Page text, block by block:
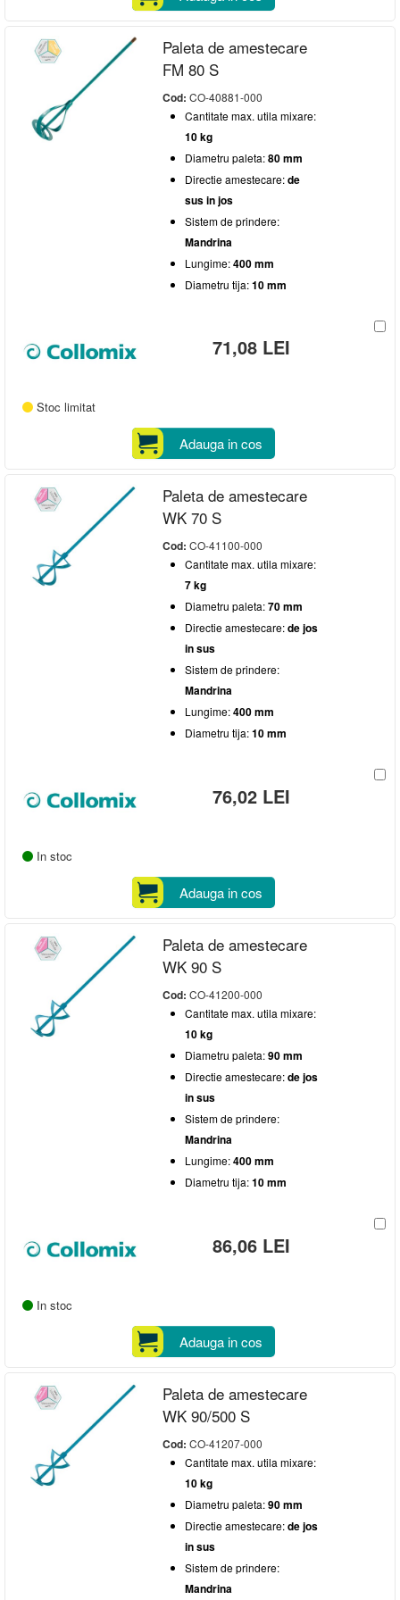
Paleta de amestecare
FM 80 S
Cod:CO-40881-000
Cantitate max. utila mixare:
10 kg
Diametru paleta:80 mm
Directie amestecare:de
sus in jos
Sistem de prindere:
Mandrina
Lungime:400 mm
Diametru tija:10 mm
71,08 LEI
Stoc limitat
Adauga in cos
Paleta de amestecare
WK 70 S
Cod:CO-41100-000
Cantitate max. utila mixare:
7 kg
Diametru paleta:70 mm
Directie amestecare:de jos
in sus
Sistem de prindere:
Mandrina
Lungime:400 mm
Diametru tija:10 mm
76,02 LEI
In stoc
Adauga in cos
Paleta de amestecare
WK 90 S
Cod:CO-41200-000
Cantitate max. utila mixare:
10 kg
Diametru paleta:90 mm
Directie amestecare:de jos
in sus
Sistem de prindere:
Mandrina
Lungime:400 mm
Diametru tija:10 mm
86,06 LEI
In stoc
Adauga in cos
Paleta de amestecare
WK 90/500 S
Cod:CO-41207-000
Cantitate max. utila mixare:
10 kg
Diametru paleta:90 mm
Directie amestecare:de jos
in sus
Sistem de prindere:
Mandrina